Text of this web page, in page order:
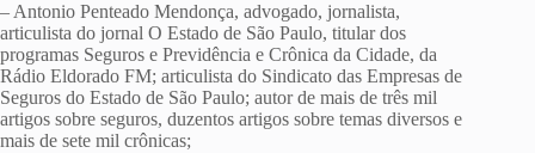
– Antonio Penteado Mendonça, advogado, jornalista,
articulista do jornal O Estado de São Paulo, titular dos
programas Seguros e Previdência e Crônica da Cidade, da
Rádio Eldorado FM; articulista do Sindicato das Empresas de
Seguros do Estado de São Paulo; autor de mais de três mil
artigos sobre seguros, duzentos artigos sobre temas diversos e
mais de sete mil crônicas;